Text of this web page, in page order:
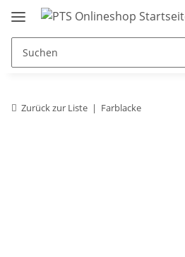
Zurück zur Liste Farblacke